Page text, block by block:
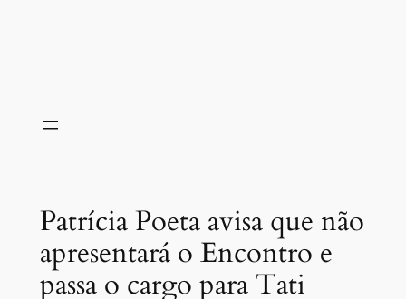
Patrícia Poeta avisa que não
apresentará o Encontro e
passa o cargo para Tati